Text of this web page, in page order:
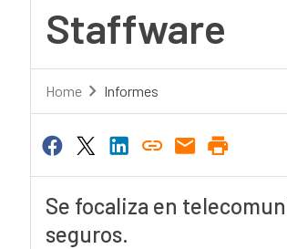
Staffware
Home Informes
Se focaliza en
seguros.